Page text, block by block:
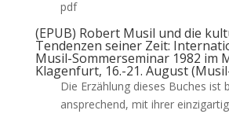
pdf
(EPUB) Robert Musil und die
Tendenzen seiner Zeit:
Musil-Sommerseminar 1982 im
Klagenfurt, 16.-21. August
Die Erzählung dieses Buches ist
ansprechend, mit ihrer